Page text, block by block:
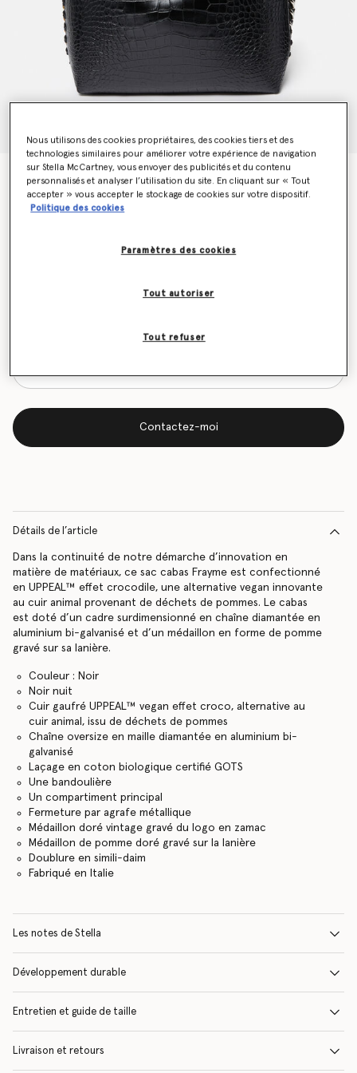
Cabas gaufré effet croco Frayme
€1,995.00
Me prévenir lors du retour en stock
Contactez-moi
Détails de l’article
Dans la continuité de notre démarche d’innovation en
matière de matériaux, ce sac cabas Frayme est confectionné
en UPPEAL™ effet crocodile, une alternative vegan innovante
au cuir animal provenant de déchets de pommes. Le cabas
est doté d’un cadre surdimensionné en chaîne diamantée en
aluminium bi-galvanisé et d’un médaillon en forme de pomme
gravé sur sa lanière.
Couleur : Noir
Noir nuit
Cuir gaufré UPPEAL™️ vegan effet croco, alternative au
cuir animal, issu de déchets de pommes
Chaîne oversize en maille diamantée en aluminium bi-
galvanisé
Laçage en coton biologique certifié GOTS
Une bandoulière
Un compartiment principal
Fermeture par agrafe métallique
Médaillon doré vintage gravé du logo en zamac
Médaillon de pomme doré gravé sur la lanière
Doublure en simili-daim
Fabriqué en Italie
Les notes de Stella
Développement durable
Entretien et guide de taille
Livraison et retours
Nous utilisons des cookies propriétaires, des cookies tiers et des
technologies similaires pour améliorer votre expérience de navigation
sur Stella McCartney, vous envoyer des publicités et du contenu
personnalisés et analyser l’utilisation du site. En cliquant sur « Tout
accepter » vous accepter le stockage de cookies sur votre dispositif.
Politique des cookies
Paramètres des cookies
Tout refuser
Tout autoriser